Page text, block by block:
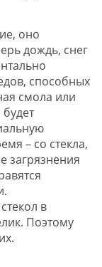
оно
дождь, снег
способных
смола или
– со стекла,
в
Поэтому